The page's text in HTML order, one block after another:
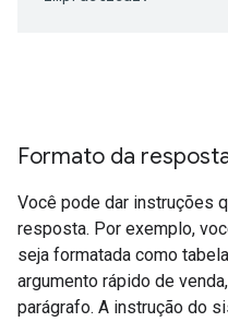
Formato da
Você pode dar instruções
resposta. Por exemplo,
seja formatada como
argumento rápido de
parágrafo. A instrução do